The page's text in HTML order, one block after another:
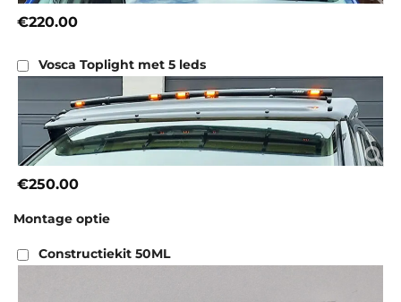
€220.00
Vosca Toplight met 5 leds
€250.00
Montage optie
Constructiekit 50ML